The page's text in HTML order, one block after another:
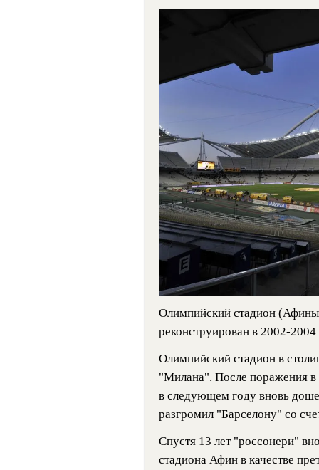
Олимпийский стадион
реконструирован в 2002-
Олимпийский стадион в
"Милана". После поражения в
в следующем году вновь
разгромил "Барселону" со
Спустя 13 лет "россонери"
стадиона Афин в качестве